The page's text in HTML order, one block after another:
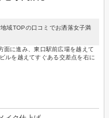
域TOPの口コミでお洒落女子満
面に進み、東口駅前広場を越えて
ルを越えてすぐある交差点を右に